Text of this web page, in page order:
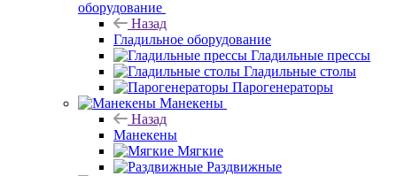
оборудование
Назад
Гладильное оборудование
Гладильные прессы
Гладильные столы
Парогенераторы
Манекены
Назад
Манекены
Мягкие
Раздвижные